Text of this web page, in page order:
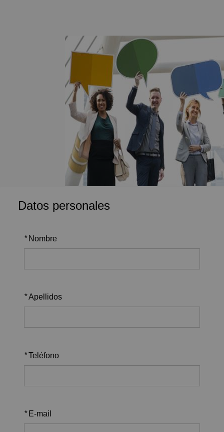
Datos personales
* Nombre
*Apellidos
*Teléfono
* E-mail